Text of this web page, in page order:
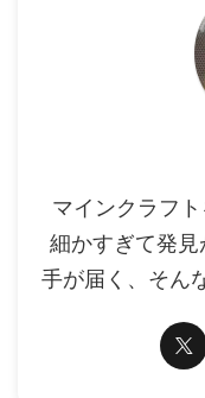
マインクラフ
細かすぎて発
手が届く、そん